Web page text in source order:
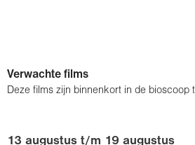
Verwachte films
Deze films zijn binnenkort in de bioscoop
13 augustus t/m 19 augustus